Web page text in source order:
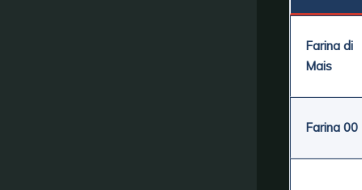
Farina di
Mais
Farina 00